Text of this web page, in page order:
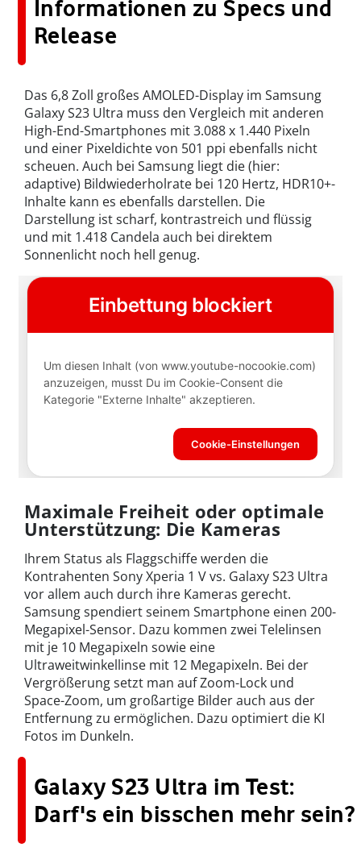
Informationen zu Specs und
Release
Das 6,8 Zoll großes AMOLED-Display im Samsung
Galaxy S23 Ultra muss den Vergleich mit anderen
High-End-Smartphones mit 3.088 x 1.440 Pixeln
und einer Pixeldichte von 501 ppi ebenfalls nicht
scheuen. Auch bei Samsung liegt die (hier:
adaptive) Bildwiederholrate bei 120 Hertz, HDR10+-
Inhalte kann es ebenfalls darstellen. Die
Darstellung ist scharf, kontrastreich und flüssig
und mit 1.418 Candela auch bei direktem
Sonnenlicht noch hell genug.
Maximale Freiheit oder optimale
Unterstützung: Die Kameras
Ihrem Status als Flaggschiffe werden die
Kontrahenten Sony Xperia 1 V vs. Galaxy S23 Ultra
vor allem auch durch ihre Kameras gerecht.
Samsung spendiert seinem Smartphone einen 200-
Megapixel-Sensor. Dazu kommen zwei Telelinsen
mit je 10 Megapixeln sowie eine
Ultraweitwinkellinse mit 12 Megapixeln. Bei der
Vergrößerung setzt man auf Zoom-Lock und
Space-Zoom, um großartige Bilder auch aus der
Entfernung zu ermöglichen. Dazu optimiert die KI
Fotos im Dunkeln.
Galaxy S23 Ultra im Test:
Darf's ein bisschen mehr sein?